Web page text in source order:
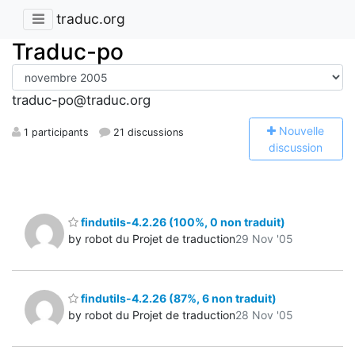
traduc.org
Traduc-po
traduc-po@traduc.org
1 participants 21 discussions Nouvelle
discussion
findutils-4.2.26 (100%, 0 non traduit)
by robot du Projet de traduction29 Nov '05
findutils-4.2.26 (87%, 6 non traduit)
by robot du Projet de traduction28 Nov '05